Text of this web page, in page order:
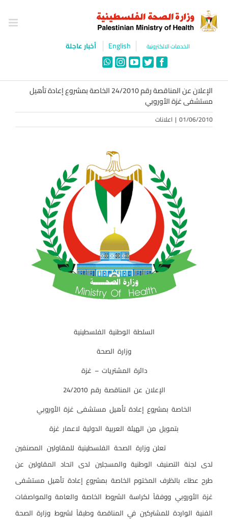
content
الخدمات الالكترونية English أخبار عاجلة
Facebook
Twitter
YouTube
Instagram
WhatsApp
الإعلان عن المناقصة رقم 24/2010 الخاصة بمشروع إعادة تأهيل
مستشفى غزة الأوروبي
01/06/2010
| اعلانات
السلطة الوطنية الفلسطينية
وزارة الصحة
دائرة المشتريات – غزة
الإعلان عن المناقصة رقم 24/2010
الخاصة بمشروع إعادة تأهيل مستشفى غزة الأوروبي
بتمويل من الهيئة العربية الدولية لاعمار غزة
تعلن وزارة الصحة الفلسطينية للمقاولين المصنفين
لدى لجنة التصنيف الوطنية والمسجلين لدى اتحاد المقاولين عن
طرح عطاء بالظرف المختوم الخاصة بمشروع إعادة تأهيل مستشفى
غزة الأوروبي ووفقاً لكراسة الشروط الخاصة والعامة والمواصفات
الفنية الواردة للمشتركين في المناقصة وطبقاً لشروط وزارة الصحة